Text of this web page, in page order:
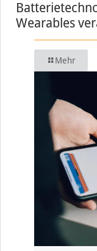
Wearables
Mehr